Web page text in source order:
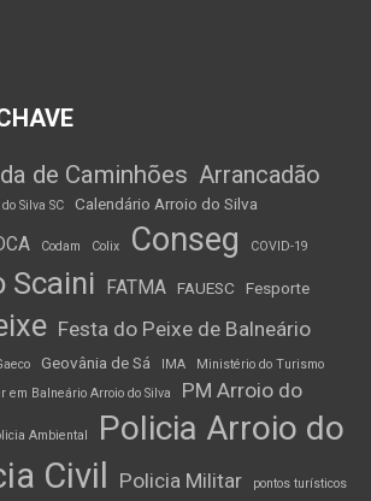
de Caminhões Arrancadão
Silva SC Calendário Arroio do Silva
Codam Colix Conseg COVID-19
Scaini FATMA FAUESC Fesporte
Festa do Peixe de Balneário
Geovânia de Sá IMA
Ministério do Turismo
em Balneário Arroio do Silva
PM Arroio do
Ambiental
Policia Arroio do
Civil Policia Militar
pontos turísticos